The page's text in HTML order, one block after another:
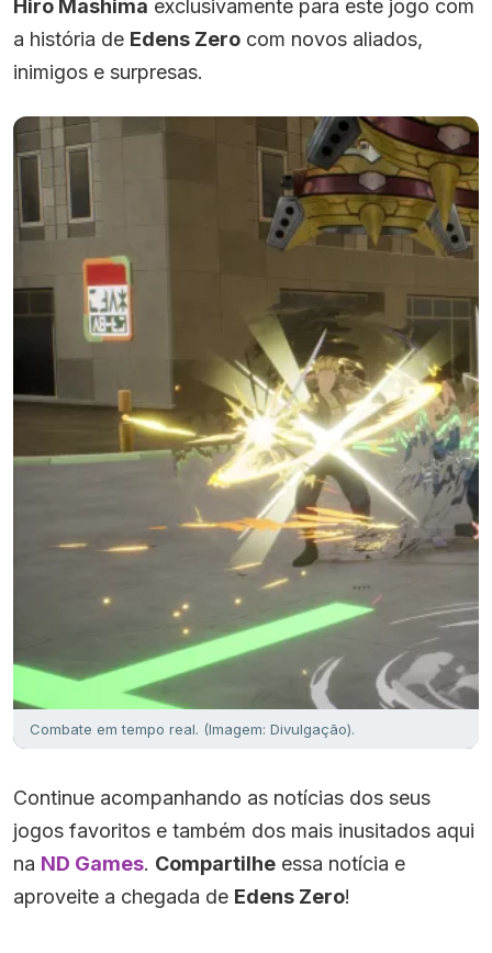
Hiro Mashima exclusivamente para este jogo com
a história de Edens Zero com novos aliados,
inimigos e surpresas.
Combate em tempo real. (Imagem: Divulgação).
Continue acompanhando as notícias dos seus
jogos favoritos e também dos mais inusitados aqui
na ND Games. Compartilhe essa notícia e
aproveite a chegada de Edens Zero!